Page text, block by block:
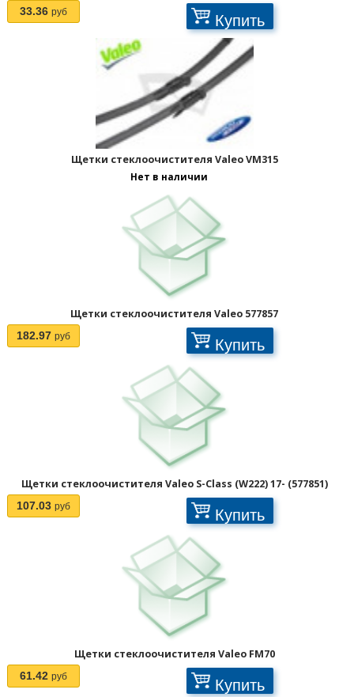
33.36 руб Купить
Щетки стеклоочистителя Valeo VM315
Нет в наличии
Щетки стеклоочистителя Valeo 577857
182.97 руб Купить
Щетки стеклоочистителя Valeo S-Class (W222) 17- (577851)
107.03 руб Купить
Щетки стеклоочистителя Valeo FM70
61.42 руб Купить